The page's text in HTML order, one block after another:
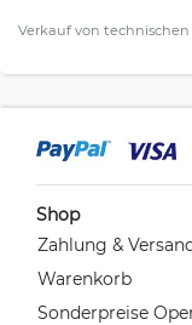
Verkauf von
Shop
Zahlung &
Warenkorb
Sonderpreise